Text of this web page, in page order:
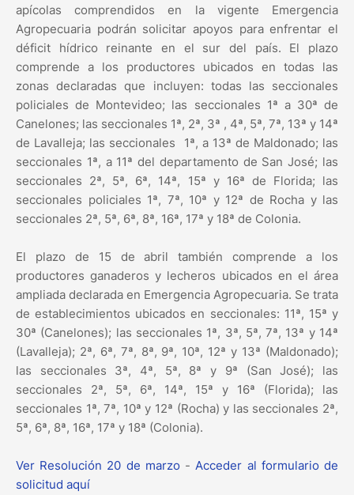
apícolas comprendidos en la vigente Emergencia
Agropecuaria podrán solicitar apoyos para enfrentar el
déficit hídrico reinante en el sur del país. El plazo
comprende a los productores ubicados en todas las
zonas declaradas que incluyen: todas las seccionales
policiales de Montevideo; las seccionales 1ª a 30ª de
Canelones; las seccionales 1ª, 2ª, 3ª , 4ª, 5ª, 7ª, 13ª y 14ª
de Lavalleja; las seccionales 1ª, a 13ª de Maldonado; las
seccionales 1ª, a 11ª del departamento de San José; las
seccionales 2ª, 5ª, 6ª, 14ª, 15ª y 16ª de Florida; las
seccionales policiales 1ª, 7ª, 10ª y 12ª de Rocha y las
seccionales 2ª, 5ª, 6ª, 8ª, 16ª, 17ª y 18ª de Colonia.
El plazo de 15 de abril también comprende a los
productores ganaderos y lecheros ubicados en el área
ampliada declarada en Emergencia Agropecuaria. Se trata
de establecimientos ubicados en seccionales: 11ª, 15ª y
30ª (Canelones); las seccionales 1ª, 3ª, 5ª, 7ª, 13ª y 14ª
(Lavalleja); 2ª, 6ª, 7ª, 8ª, 9ª, 10ª, 12ª y 13ª (Maldonado);
las seccionales 3ª, 4ª, 5ª, 8ª y 9ª (San José); las
seccionales 2ª, 5ª, 6ª, 14ª, 15ª y 16ª (Florida); las
seccionales 1ª, 7ª, 10ª y 12ª (Rocha) y las seccionales 2ª,
5ª, 6ª, 8ª, 16ª, 17ª y 18ª (Colonia).
Ver Resolución 20 de marzo -Acceder al formulario de
solicitud aquí